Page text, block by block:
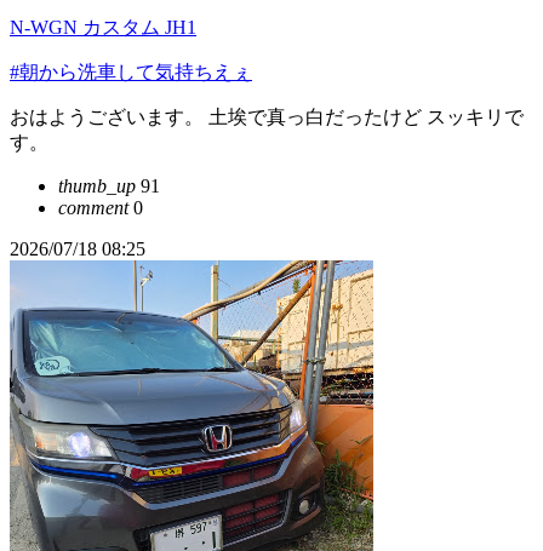
N-WGN カスタム JH1
#朝から洗車して気持ちえぇ
おはようございます。 土埃で真っ白だったけど スッキリで
す。
thumb_up 91
comment0
2026/07/18 08:25